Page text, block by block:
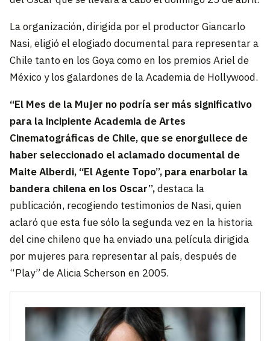
La organización, dirigida por el productor Giancarlo
Nasi, eligió el elogiado documental para representar a
Chile tanto en los Goya como en los premios Ariel de
México y los galardones de la Academia de Hollywood.
“El Mes de la Mujer no podría ser más significativo
para la incipiente Academia de Artes
Cinematográficas de Chile, que se enorgullece de
haber seleccionado el aclamado documental de
Maite Alberdi, “El Agente Topo”, para enarbolar la
bandera chilena en los Oscar”,destaca la
publicación, recogiendo testimonios de Nasi, quien
aclaró que esta fue sólo la segunda vez en la historia
del cine chileno que ha enviado una película dirigida
por mujeres para representar al país, después de
“Play” de Alicia Scherson en 2005.